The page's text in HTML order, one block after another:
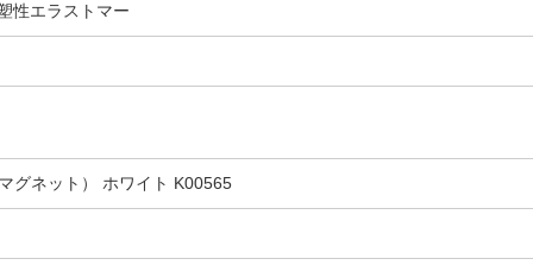
性エラストマー
グネット） ホワイト K00565